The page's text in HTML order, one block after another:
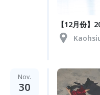
【12月份】
Nov.
30